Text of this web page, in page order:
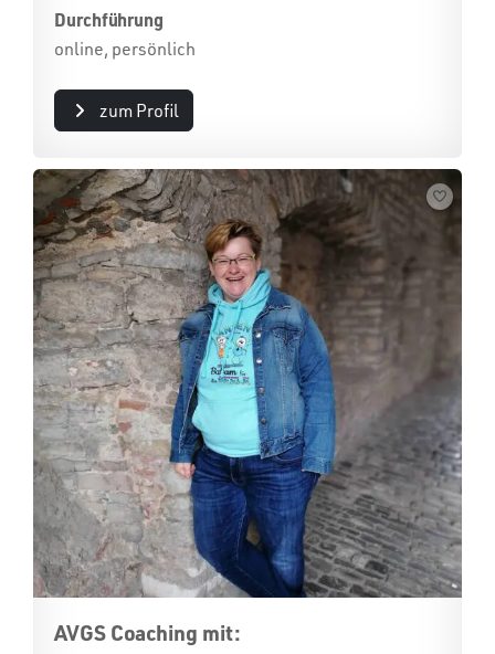
Durchführung
online, persönlich
zum Profil
AVGS Coaching mit: